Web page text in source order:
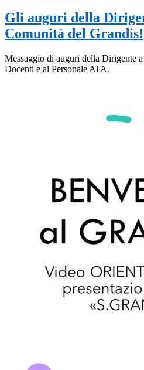
Gli auguri della
Comunità del Grandis!
Messaggio di auguri della Dirigente
Docenti e al Personale ATA.